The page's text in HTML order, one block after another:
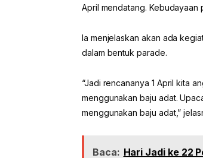
April mendatang. Kebudayaan
Ia menjelaskan akan ada
dalam bentuk parade.
“Jadi rencananya 1 April kita
menggunakan baju adat.
menggunakan baju adat,”
Baca: Hari Jadi ke 22